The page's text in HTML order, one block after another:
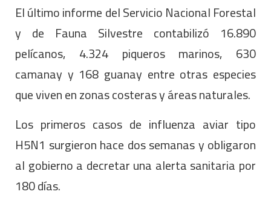
El último informe del Servicio Nacional Forestal
y de Fauna Silvestre contabilizó 16.890
pelícanos, 4.324 piqueros marinos, 630
camanay y 168 guanay entre otras especies
que viven en zonas costeras y áreas naturales.
Los primeros casos de influenza aviar tipo
H5N1 surgieron hace dos semanas y obligaron
al gobierno a decretar una alerta sanitaria por
180 días.